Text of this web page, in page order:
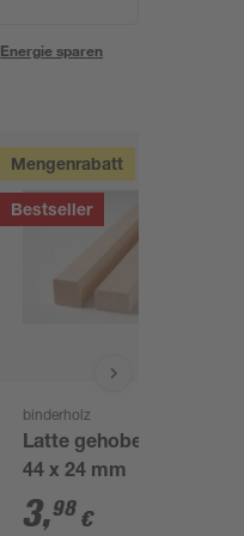
Energie sparen
Mengenrabatt
Bestseller
binderholz
Latte gehobelt 2000 x
44 x 24 mm
3,98 €